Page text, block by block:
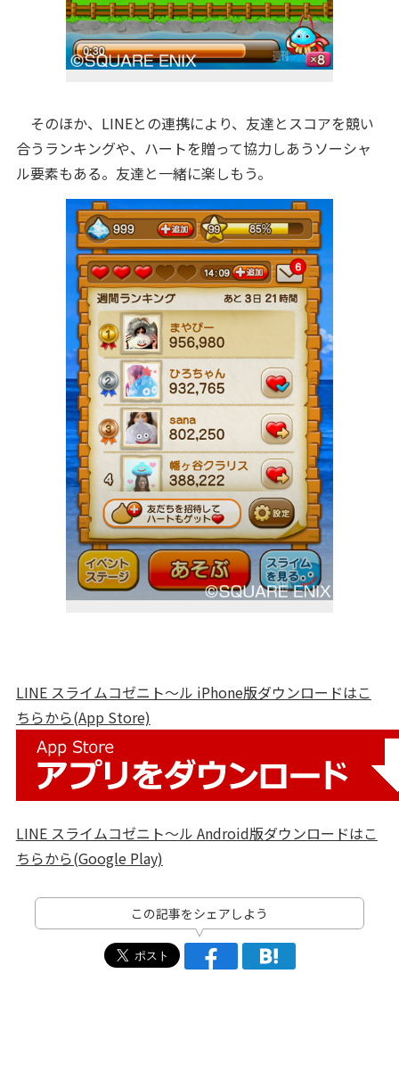
そのほか、LINEとの連携により、友達とスコアを競い
合うランキングや、ハートを贈って協力しあうソーシャ
ル要素もある。友達と一緒に楽しもう。
LINE スライムコゼニト～ル iPhone版ダウンロードはこ
ちらから(App Store)
LINE スライムコゼニト～ル Android版ダウンロードはこ
ちらから(Google Play)
この記事をシェアしよう